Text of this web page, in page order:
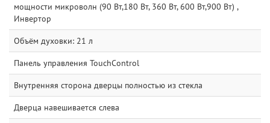
мощности микроволн (90 Вт,180 Вт, 360 Вт, 600 Вт,900 Вт) ,
Инвертор
Объём духовки: 21 л
Панель управления TouchControl
Внутренняя сторона дверцы полностью из стекла
Дверца навешивается слева